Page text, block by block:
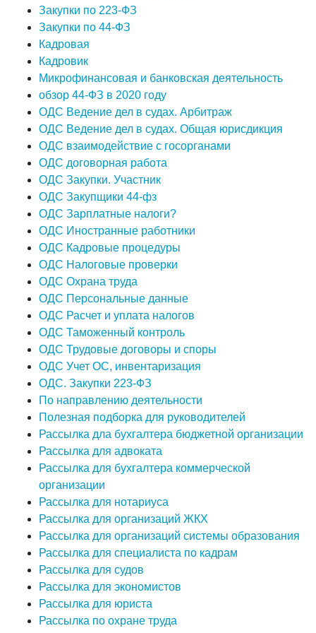
Закупки по 223-ФЗ
Закупки по 44-ФЗ
Кадровая
Кадровик
Микрофинансовая и банковская деятельность
обзор 44-ФЗ в 2020 году
ОДС Ведение дел в судах. Арбитраж
ОДС Ведение дел в судах. Общая юрисдикция
ОДС взаимодействие с госорганами
ОДС договорная работа
ОДС Закупки. Участник
ОДС Закупщики 44-фз
ОДС Зарплатные налоги?
ОДС Иностранные работники
ОДС Кадровые процедуры
ОДС Налоговые проверки
ОДС Охрана труда
ОДС Персональные данные
ОДС Расчет и уплата налогов
ОДС Таможенный контроль
ОДС Трудовые договоры и споры
ОДС Учет ОС, инвентаризация
ОДС. Закупки 223-ФЗ
По направлению деятельности
Полезная подборка для руководителей
Рассылка дла бухгалтера бюджетной организации
Рассылка для адвоката
Рассылка для бухгалтера коммерческой
организации
Рассылка для нотариуса
Рассылка для организаций ЖКХ
Рассылка для организаций системы образования
Рассылка для специалиста по кадрам
Рассылка для судов
Рассылка для экономистов
Рассылка для юриста
Рассылка по охране труда